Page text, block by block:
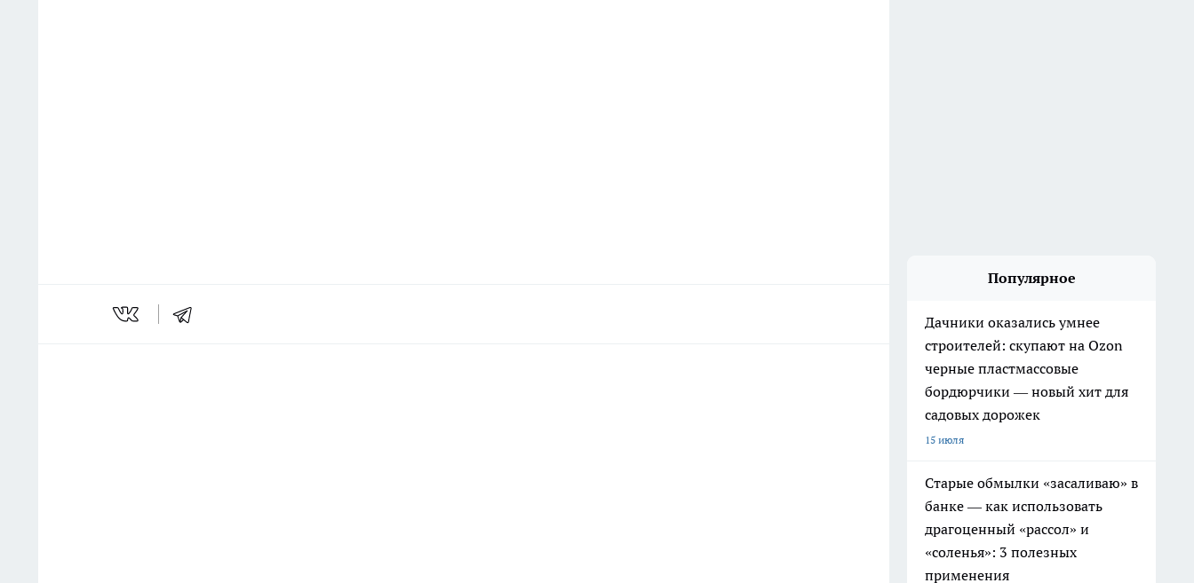
Популярное
Дачники оказались умнее
строителей: скупают на Ozon
черные пластмассовые
бордюрчики — новый хит для
садовых дорожек
15 июля
Старые обмылки «засаливаю» в
банке — как использовать
драгоценный «рассол» и
«соленья»: 3 полезных
применения